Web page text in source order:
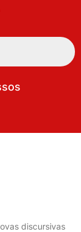
discursivas